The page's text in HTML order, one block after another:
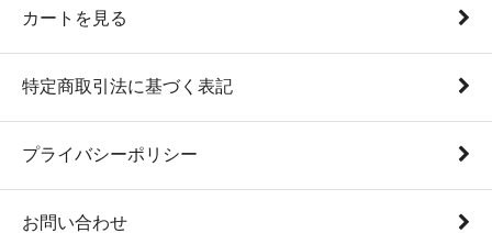
カートを見る
特定商取引法に基づく表記
プライバシーポリシー
お問い合わせ